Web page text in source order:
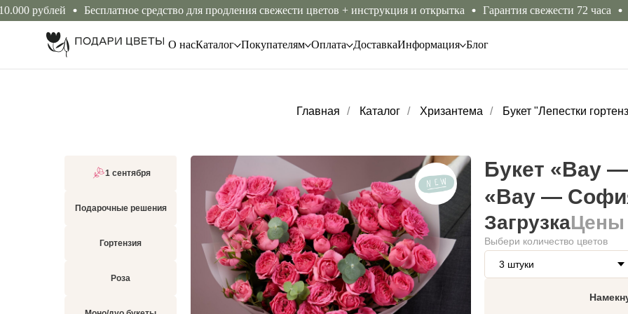
рублей Бесплатное средство для продления свежести цветов + инструкция и открытка Гарантия свежести 72 часа
О насКаталог Покупателям Оплата ДоставкаИнформация Блог
Главная / Каталог / Хризантема / Букет "Лепестки
Букет «Вау
«Вау —
ЗагрузкаЦены
Выбери количество цветов
1 сентября
Подарочные решения
Гортензия
Роза